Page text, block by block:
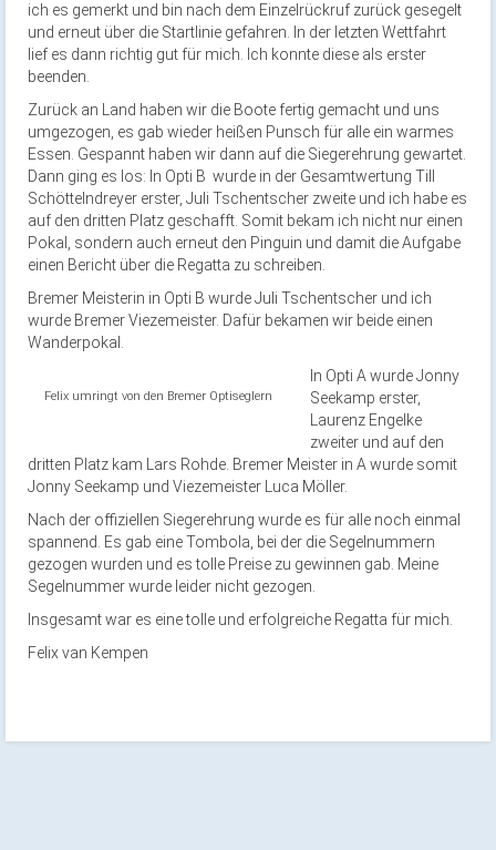
ich es gemerkt und bin nach dem Einzelrückruf zurück gesegelt
und erneut über die Startlinie gefahren. In der letzten Wettfahrt
lief es dann richtig gut für mich. Ich konnte diese als erster
beenden.
Zurück an Land haben wir die Boote fertig gemacht und uns
umgezogen, es gab wieder heißen Punsch für alle ein warmes
Essen. Gespannt haben wir dann auf die Siegerehrung gewartet.
Dann ging es los: In Opti B wurde in der Gesamtwertung Till
Schöttelndreyer erster, Juli Tschentscher zweite und ich habe es
auf den dritten Platz geschafft. Somit bekam ich nicht nur einen
Pokal, sondern auch erneut den Pinguin und damit die Aufgabe
einen Bericht über die Regatta zu schreiben.
Bremer Meisterin in Opti B wurde Juli Tschentscher und ich
wurde Bremer Viezemeister. Dafür bekamen wir beide einen
Wanderpokal.
Felix umringt von den Bremer Optiseglern
In Opti A wurde Jonny
Seekamp erster,
Laurenz Engelke
zweiter und auf den
dritten Platz kam Lars Rohde. Bremer Meister in A wurde somit
Jonny Seekamp und Viezemeister Luca Möller.
Nach der offiziellen Siegerehrung wurde es für alle noch einmal
spannend. Es gab eine Tombola, bei der die Segelnummern
gezogen wurden und es tolle Preise zu gewinnen gab. Meine
Segelnummer wurde leider nicht gezogen.
Insgesamt war es eine tolle und erfolgreiche Regatta für mich.
Felix van Kempen